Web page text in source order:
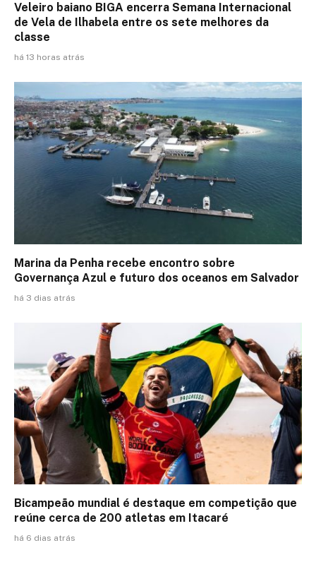
Veleiro baiano BIGA encerra Semana Internacional
de Vela de Ilhabela entre os sete melhores da
classe
há 13 horas atrás
Marina da Penha recebe encontro sobre
Governança Azul e futuro dos oceanos em Salvador
há 3 dias atrás
Bicampeão mundial é destaque em competição que
reúne cerca de 200 atletas em Itacaré
há 6 dias atrás